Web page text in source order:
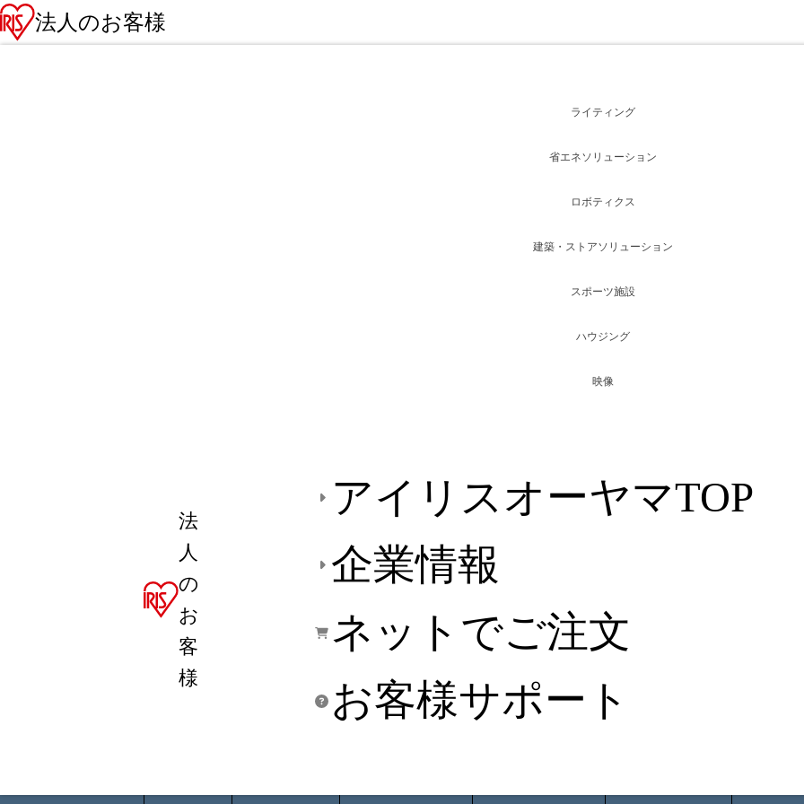
法人のお客様
法
人
の
お
客
様
アイリスオーヤマTOP
企業情報
ネットでご注文
お客様サポート
ライティング
省エネソリューション
ロボティクス
建築・ストアソリューション
スポーツ施設
ハウジング
映像